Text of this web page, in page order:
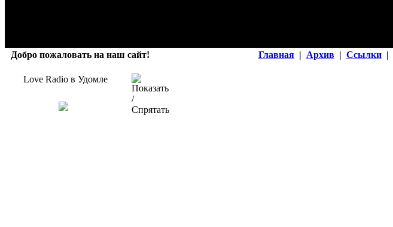
Добро пожаловать на наш сайт! Главная | Архив | Ссылки |
Love Radio в Удомле